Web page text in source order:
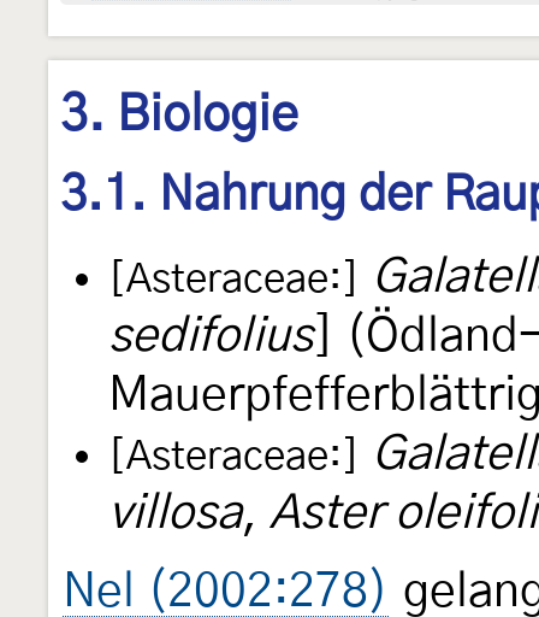
3. Biologie
3.1. Nahrung der
[Asteraceae:]
sedifolius]
[Asteraceae:]
villosa, Aster
Nel (2002:278)